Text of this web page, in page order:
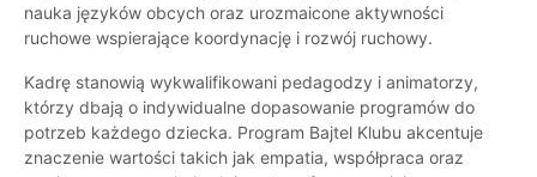
nauka języków obcych oraz urozmaicone aktywności
ruchowe wspierające koordynację i rozwój ruchowy.
Kadrę stanowią wykwalifikowani pedagodzy i animatorzy,
którzy dbają o indywidualne dopasowanie programów do
potrzeb każdego dziecka. Program Bajtel Klubu akcentuje
znaczenie wartości takich jak empatia, współpraca oraz